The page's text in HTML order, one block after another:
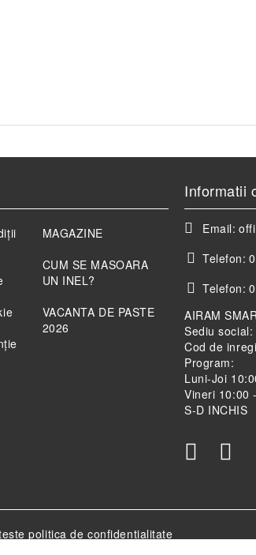
MAGAZINE
CUM SE MASOARA
UN INEL?
VACANTA DE PASTE
2026
Informatii
Email:
Telefon:
Telefon:
AIRAM
Sediu
Cod de
Program:
Luni-Joi
Vineri 10:00
S-D INCHIS
politica de confidentialitate